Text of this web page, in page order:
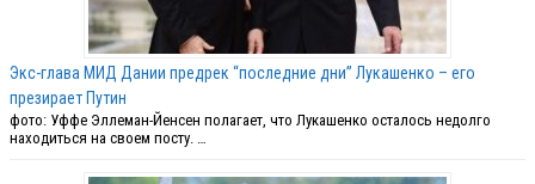
Экс-глава МИД Дании предрек “последние дни” Лукашенко – его
презирает Путин
фото: Уффе Эллеман-Йенсен полагает, что Лукашенко осталось недолго
находиться на своем посту. …